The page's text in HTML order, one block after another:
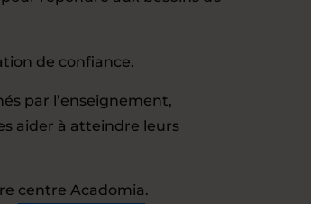
de confiance.
par l’enseignement,
aider à atteindre leurs
centre Acadomia.